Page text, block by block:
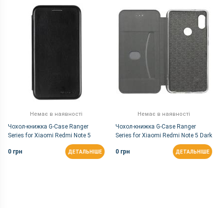
Немає в наявності
Чохол-книжка G-Case Ranger
Series for Xiaomi Redmi Note 5
0 грн
ДЕТАЛЬНІШЕ
Немає в наявності
Чохол-книжка G-Case Ranger
Series for Xiaomi Redmi Note 5 Dark
0 грн
ДЕТАЛЬНІШЕ